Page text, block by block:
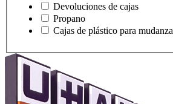
Devoluciones de cajas
Propano
Cajas de plástico para mudanza